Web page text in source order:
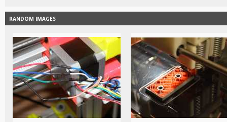
RANDOM IMAGES